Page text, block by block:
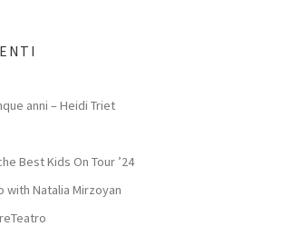
anni – Heidi Triet
Best Kids On Tour ’24
with Natalia Mirzoyan